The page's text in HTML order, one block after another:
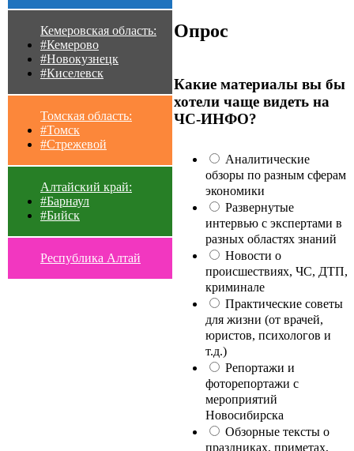
Кемеровская область:
#Кемерово
#Новокузнецк
#Киселевск
Томская область:
#Томск
#Стрежевой
Алтайский край:
#Барнаул
#Бийск
Республика Алтай
Опрос
Какие материалы вы бы
хотели чаще видеть на
ЧС-ИНФО?
Аналитические
обзоры по разным сферам
экономики
Развернутые
интервью с экспертами в
разных областях знаний
Новости о
происшествиях, ЧС, ДТП,
криминале
Практические советы
для жизни (от врачей,
юристов, психологов и
т.д.)
Репортажи и
фоторепортажи с
мероприятий
Новосибирска
Обзорные тексты о
праздниках, приметах,